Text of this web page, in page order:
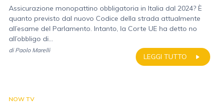
Assicurazione monopattino obbligatoria in Italia dal 2024? È
quanto previsto dal nuovo Codice della strada attualmente
all’esame del Parlamento. Intanto, la Corte UE ha detto no
all’obbligo di...
LEGGI TUTTO
di Paolo Marelli
NOW TV